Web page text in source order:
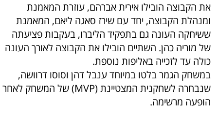
את הקבוצה הובילו אירית אברהם, עוזרת המאמנת
ומנהלת הקבוצה, יחד עם שירז סאגה ליאם, המאמנת
ששיחקה העונה גם בתפקיד הליברו, בעקבות פציעתה
של מוריה כהן. השתיים הובילו את הקבוצה לאורך העונה
כולה עד לזכייה באליפות נוספת.
במשחק הגמר בלטו במיוחד ענבל דהן וסוסו דרוושה,
שנבחרה לשחקנית המצטיינת (MVP) של המשחק לאחר
הופעה מרשימה.